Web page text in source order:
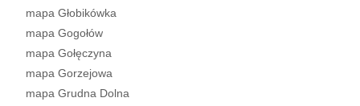
mapa Głobikówka
mapa Gogołów
mapa Gołęczyna
mapa Gorzejowa
mapa Grudna Dolna